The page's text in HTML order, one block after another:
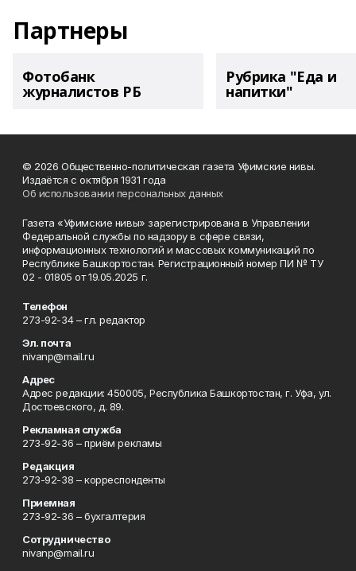
Партнеры
Фотобанк
журналистов РБ
Рубрика "Еда и
напитки"
© 2026 Общественно-политическая газета Уфимские нивы.
Издаётся с октября 1931 года
Об использовании персональных данных
Газета «Уфимские нивы» зарегистрирована в Управлении
Федеральной службы по надзору в сфере связи,
информационных технологий и массовых коммуникаций по
Республике Башкортостан. Регистрационный номер ПИ № ТУ
02 - 01805 от 19.05.2025 г.
Телефон
273-92-34 – гл. редактор
Эл. почта
nivanp@mail.ru
Адрес
Адрес редакции: 450005, Республика Башкортостан, г. Уфа, ул.
Достоевского, д. 89.
Рекламная служба
273-92-36 – приём рекламы
Редакция
273-92-38 – корреспонденты
Приемная
273-92-36 – бухгалтерия
Сотрудничество
nivanp@mail.ru